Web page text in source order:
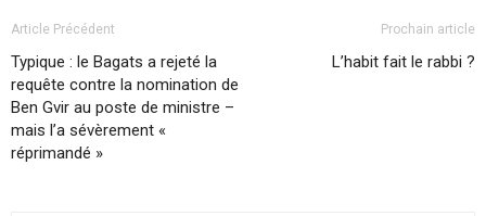
Article Précédent
Typique : le Bagats a rejeté la
requête contre la nomination de
Ben Gvir au poste de ministre –
mais l’a sévèrement «
réprimandé »
Prochain article
L’habit fait le rabbi ?